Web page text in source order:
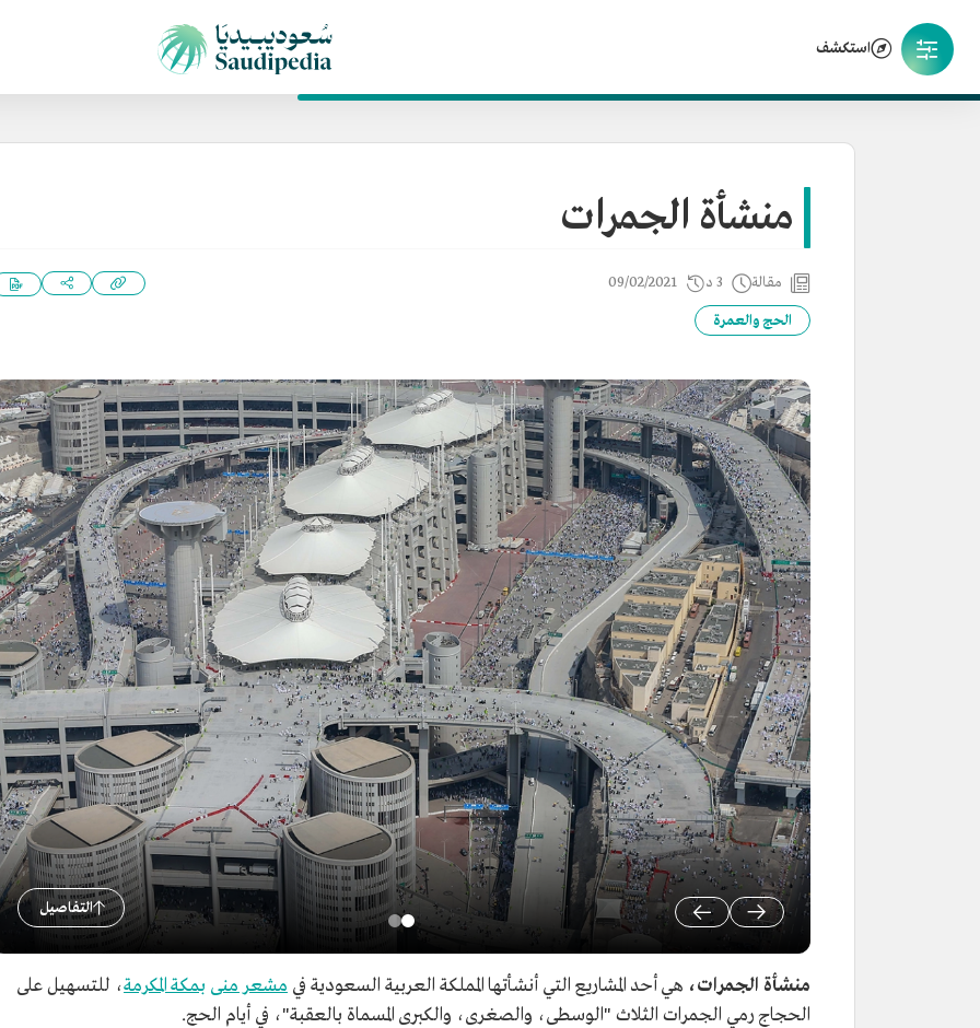
استكشف
منشأة الجمرات
مقالة 3 د 09/02/2021
الحج والعمرة
التفاصيل
منشأة الجمرات، هي أحد المشاريع التي أنشأتها المملكة العربية السعودية في مشعر منى بمكة المكرمة، للتسهيل على
الحجاج رمي الجمرات الثلاث "الوسطى، والصغرى، والكبرى المسماة بالعقبة"، في أيام الحج.